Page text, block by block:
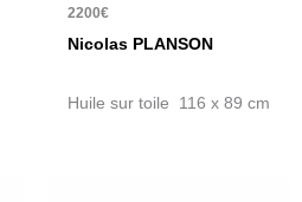
2200€
Nicolas PLANSON
Huile sur toile 116 x 89 cm